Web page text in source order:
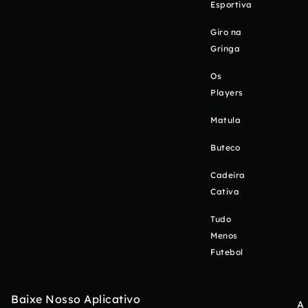
Esportiva
Giro na
Gringa
Os
Players
Matula
Buteco
Cadeira
Cativa
Tudo
Menos
Futebol
Baixe Nosso Aplicativo
A